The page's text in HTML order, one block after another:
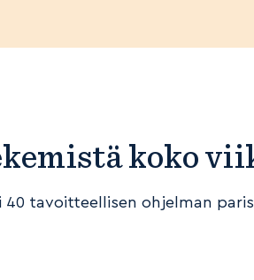
koko
40 tavoitteellisen ohjelman